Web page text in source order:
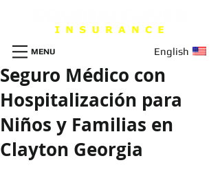
English
MENU
Seguro Médico con
Hospitalización para
Niños y Familias en
Clayton Georgia